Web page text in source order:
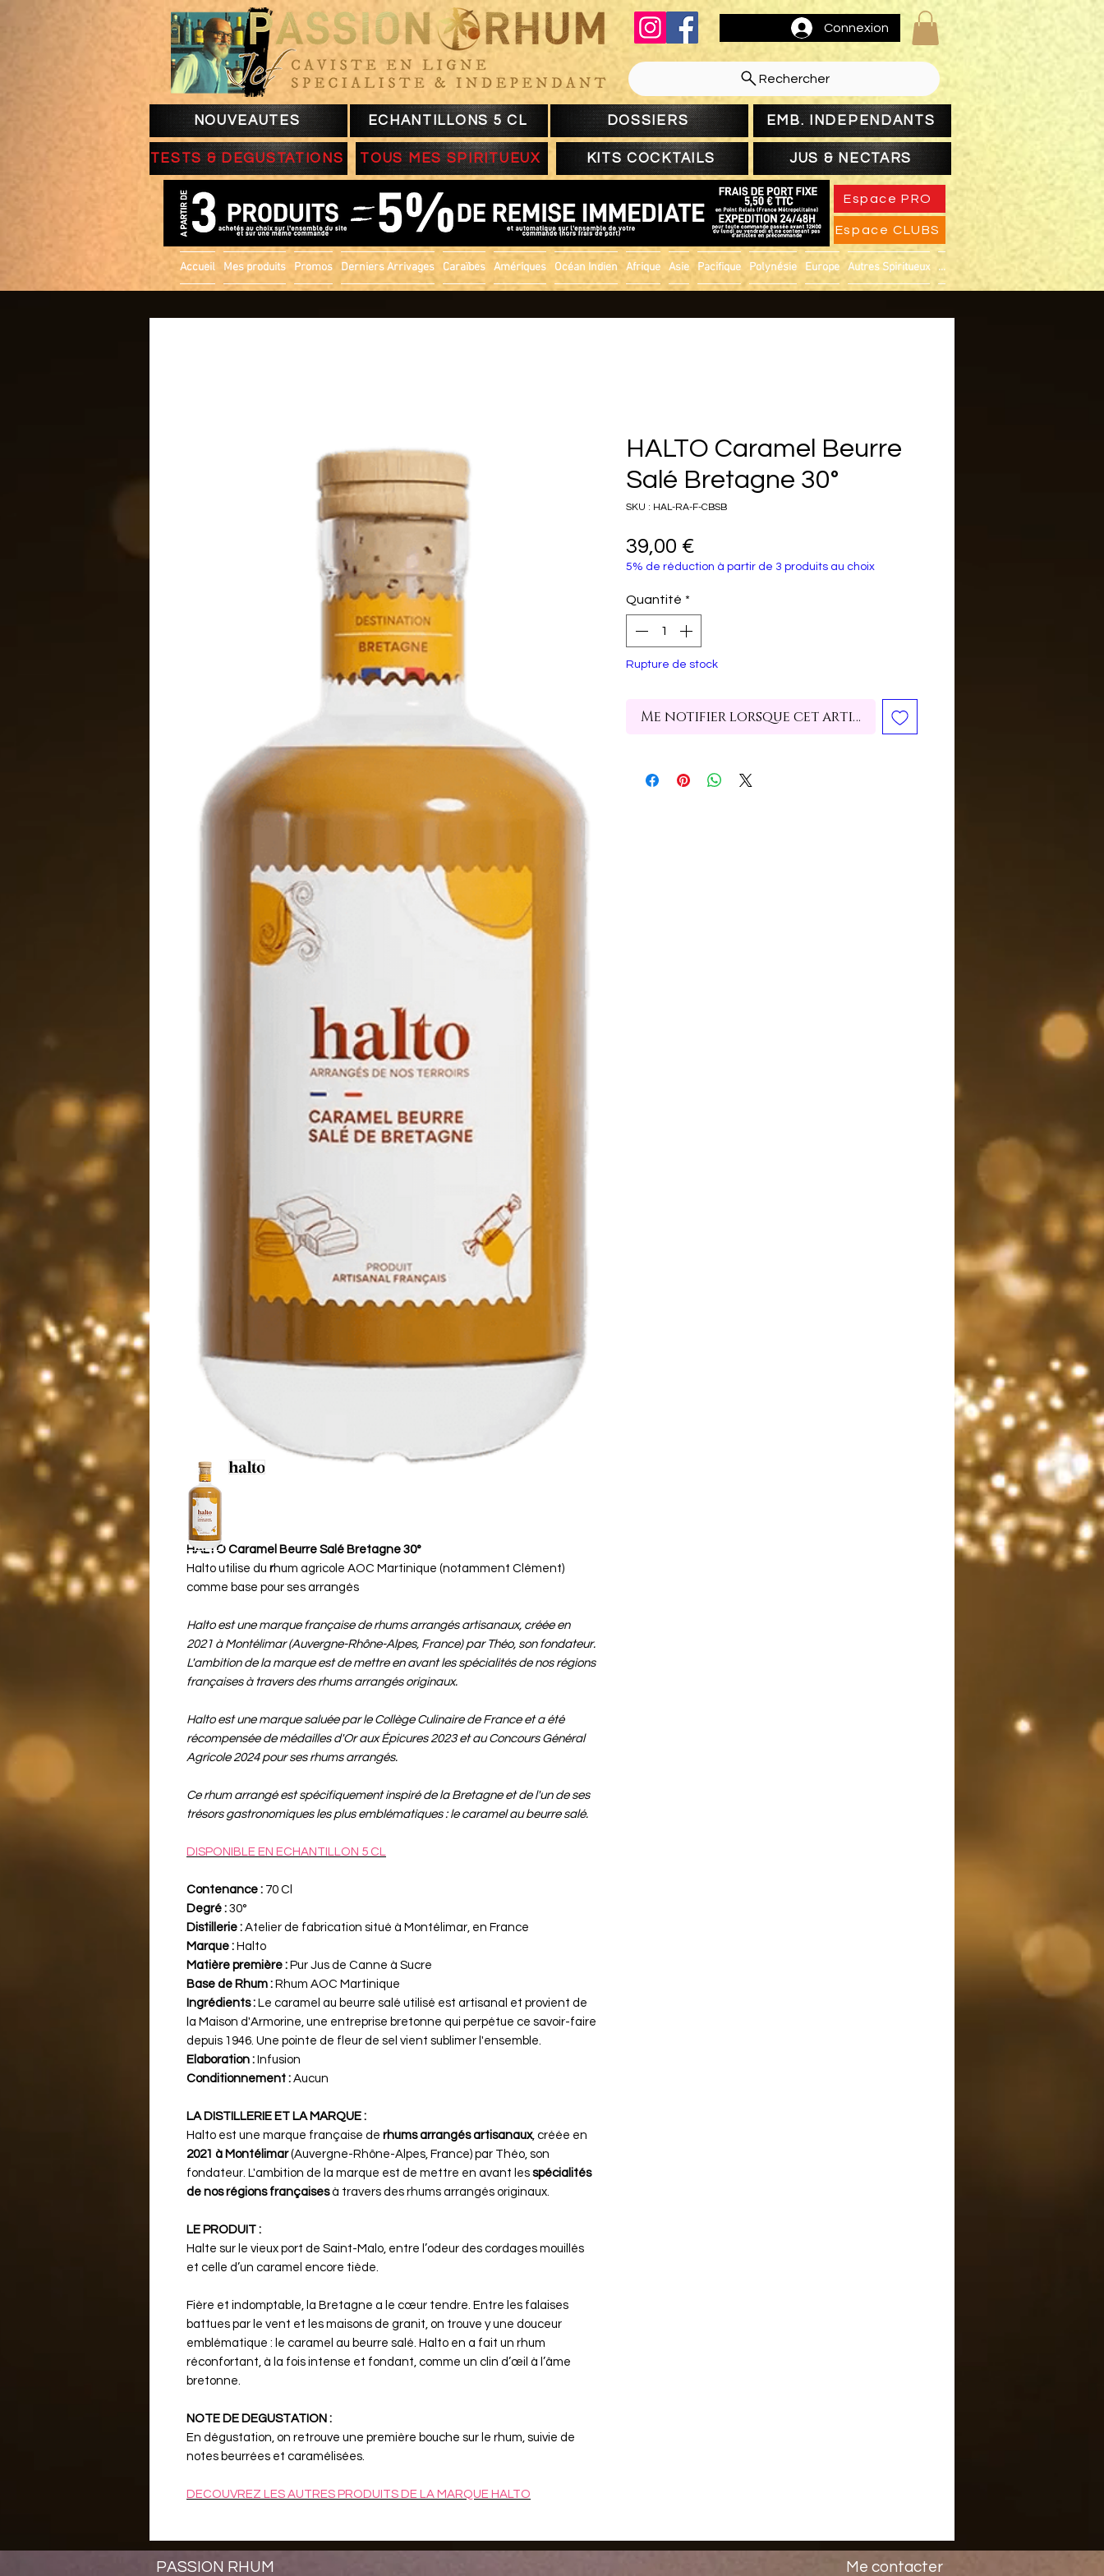
Connexion
Rechercher
NOUVEAUTES ECHANTILLONS 5 CL DOSSIERS EMB. INDEPENDANTS
TESTS & DEGUSTATIONS TOUS MES SPIRITUEUX KITS COCKTAILS JUS & NECTARS
Espace PRO
Espace CLUBS
Accueil Mes produits Promos Derniers Arrivages Caraïbes Amériques Océan Indien Afrique Asie Pacifique Polynésie Europe Autres Spiritueux ...
HALTO Caramel Beurre Salé Bretagne 30°
Halto utilise du rhum agricole AOC Martinique (notamment Clément)
comme base pour ses arrangés
Halto est une marque française de rhums arrangés artisanaux, créée en
2021 à Montélimar (Auvergne-Rhône-Alpes, France) par Théo, son fondateur.
L'ambition de la marque est de mettre en avant les spécialités de nos régions
françaises à travers des rhums arrangés originaux.
Halto est une marque saluée par le Collège Culinaire de France et a été
récompensée de médailles d'Or aux Épicures 2023 et au Concours Général
Agricole 2024 pour ses rhums arrangés.
Ce rhum arrangé est spécifiquement inspiré de la Bretagne et de l'un de ses
trésors gastronomiques les plus emblématiques : le caramel au beurre salé.
DISPONIBLE EN ECHANTILLON 5 CL
Contenance : 70 Cl
Degré : 30°
Distillerie : Atelier de fabrication situé à Montélimar, en France
Marque : Halto
Matière première : Pur Jus de Canne à Sucre
Base de Rhum : Rhum AOC Martinique
Ingrédients : Le caramel au beurre salé utilisé est artisanal et provient de
la Maison d'Armorine, une entreprise bretonne qui perpétue ce savoir-faire
depuis 1946. Une pointe de fleur de sel vient sublimer l'ensemble.
Elaboration : Infusion
Conditionnement : Aucun
LA DISTILLERIE ET LA MARQUE :
Halto est une marque française de rhums arrangés artisanaux, créée en
2021 à Montélimar(Auvergne-Rhône-Alpes, France) par Théo, son
fondateur. L'ambition de la marque est de mettre en avant les spécialités
de nos régions françaisesà travers des rhums arrangés originaux.
LE PRODUIT :
Halte sur le vieux port de Saint-Malo, entre l’odeur des cordages mouillés
et celle d’un caramel encore tiède.
Fière et indomptable, la Bretagne a le cœur tendre. Entre les falaises
battues par le vent et les maisons de granit, on trouve y une douceur
emblématique : le caramel au beurre salé. Halto en a fait un rhum
réconfortant, à la fois intense et fondant, comme un clin d’œil à l’âme
bretonne.
NOTE DE DEGUSTATION :
En dégustation, on retrouve une première bouche sur le rhum, suivie de
notes beurrées et caramélisées.
DECOUVREZ LES AUTRES PRODUITS DE LA MARQUE HALTO
HALTO Caramel Beurre
Salé Bretagne 30°
SKU : HAL-RA-F-CBSB
39,00 €
5% de réduction à partir de 3 produits au choix
Quantité *
Rupture de stock
Me notifier lorsque cet article est disponible
PASSION RHUM
Me contacter